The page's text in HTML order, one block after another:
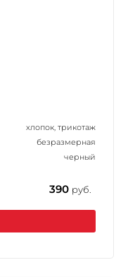
хлопок, трикотаж
безразмерная
черный
390 руб.